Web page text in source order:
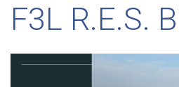
F3L R.E.S.